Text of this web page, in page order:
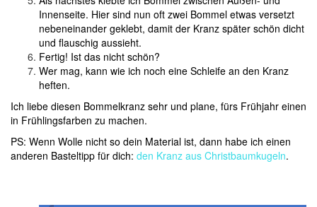
Innenseite. Hier sind nun oft zwei Bommel etwas versetzt
nebeneinander geklebt, damit der Kranz später schön dicht
und flauschig aussieht.
Fertig! Ist das nicht schön?
Wer mag, kann wie ich noch eine Schleife an den Kranz
heften.
Ich liebe diesen Bommelkranz sehr und plane, fürs Frühjahr einen
in Frühlingsfarben zu machen.
PS: Wenn Wolle nicht so dein Material ist, dann habe ich einen
anderen Basteltipp für dich: den Kranz aus Christbaumkugeln.